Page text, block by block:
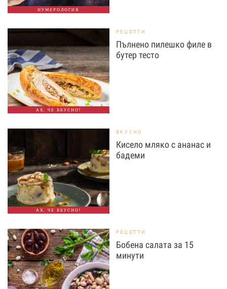
НУМЕРОЛОГИЯ
АХ, ЧЕ ВКУСНО!
РЕЦЕПТИ
Пълнено пилешко филе в
бутер тесто
АХ, ЧЕ ВКУСНО!
ВКУСНО
Кисело мляко с ананас и
бадеми
РЕЦЕПТИ
Бобена салата за 15
минути